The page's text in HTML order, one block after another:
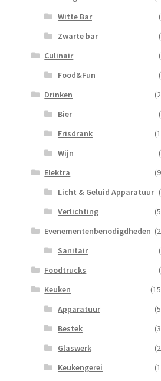
Witte Bar
Zwarte bar
Culinair
Food&Fun
Drinken
Bier
Frisdrank
Wijn
Elektra
Licht & Geluid Apparatuur
Verlichting
Evenementenbenodigdheden
Sanitair
Foodtrucks
Keuken
Apparatuur
Bestek
Glaswerk
Keukengerei